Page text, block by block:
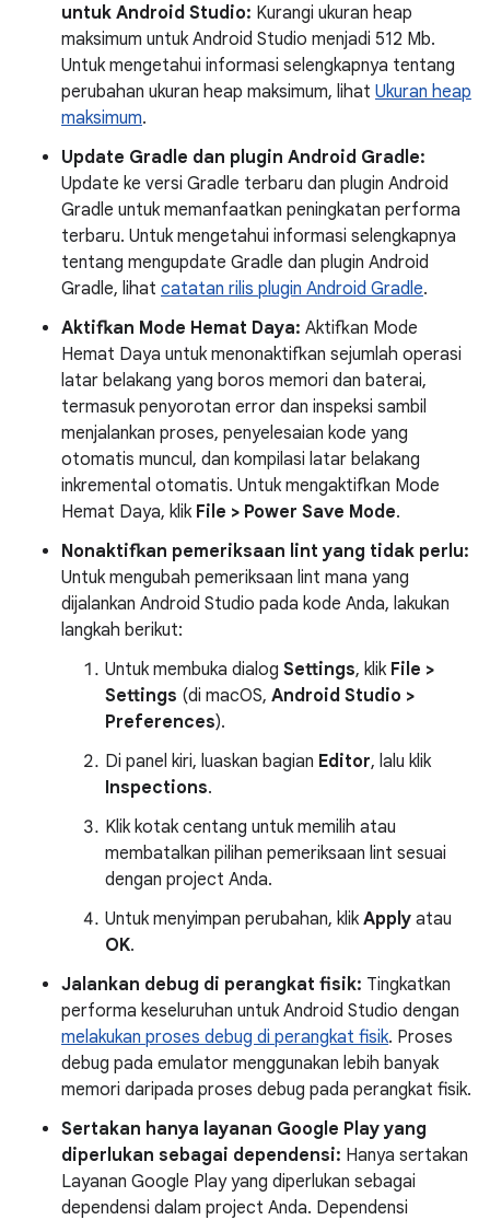
untuk Android Studio: Kurangi ukuran heap
maksimum untuk Android Studio menjadi 512 Mb.
Untuk mengetahui informasi selengkapnya tentang
perubahan ukuran heap maksimum, lihat Ukuran heap
maksimum.
Update Gradle dan plugin Android Gradle:
Update ke versi Gradle terbaru dan plugin Android
Gradle untuk memanfaatkan peningkatan performa
terbaru. Untuk mengetahui informasi selengkapnya
tentang mengupdate Gradle dan plugin Android
Gradle, lihat catatan rilis plugin Android Gradle.
Aktifkan Mode Hemat Daya: Aktifkan Mode
Hemat Daya untuk menonaktifkan sejumlah operasi
latar belakang yang boros memori dan baterai,
termasuk penyorotan error dan inspeksi sambil
menjalankan proses, penyelesaian kode yang
otomatis muncul, dan kompilasi latar belakang
inkremental otomatis. Untuk mengaktifkan Mode
Hemat Daya, klik File > Power Save Mode.
Nonaktifkan pemeriksaan lint yang tidak perlu:
Untuk mengubah pemeriksaan lint mana yang
dijalankan Android Studio pada kode Anda, lakukan
langkah berikut:
Untuk membuka dialog Settings, klik File >
Settings (di macOS, Android Studio >
Preferences).
Di panel kiri, luaskan bagian Editor, lalu klik
Inspections.
Klik kotak centang untuk memilih atau
membatalkan pilihan pemeriksaan lint sesuai
dengan project Anda.
Untuk menyimpan perubahan, klik Apply atau
OK.
Jalankan debug di perangkat fisik: Tingkatkan
performa keseluruhan untuk Android Studio dengan
melakukan proses debug di perangkat fisik. Proses
debug pada emulator menggunakan lebih banyak
memori daripada proses debug pada perangkat fisik.
Sertakan hanya layanan Google Play yang
diperlukan sebagai dependensi: Hanya sertakan
Layanan Google Play yang diperlukan sebagai
dependensi dalam project Anda. Dependensi